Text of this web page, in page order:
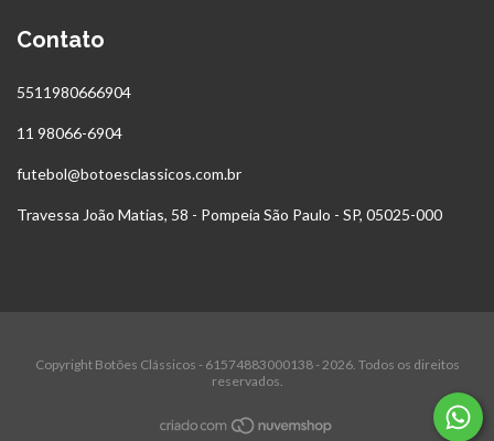
Contato
5511980666904
11 98066-6904
futebol@botoesclassicos.com.br
Travessa João Matias, 58 - Pompeia São Paulo - SP, 05025-000
Copyright Botões Clássicos - 61574883000138 - 2026. Todos os direitos
reservados.